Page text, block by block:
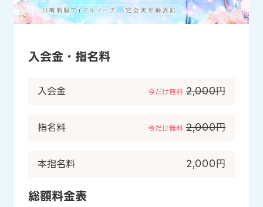
入会金・指名料
入会金 今だけ無料 2,000円
指名料 今だけ無料 2,000円
本指名料 2,000円
総額料金表